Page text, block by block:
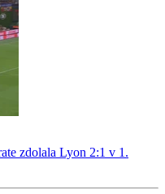
zdolala Lyon 2:1 v 1.